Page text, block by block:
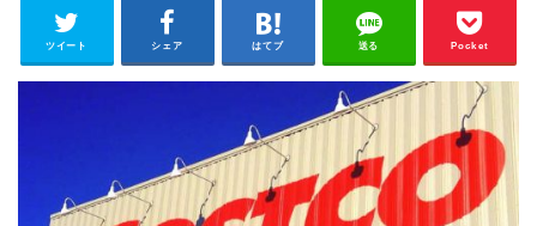
ツイート シェア はてブ 送る Pocket